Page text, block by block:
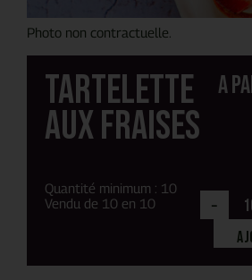
Photo non contractuelle.
Tartelette
aux fraises
Quantité minimum : 10
Vendu de 10 en 10
A
-